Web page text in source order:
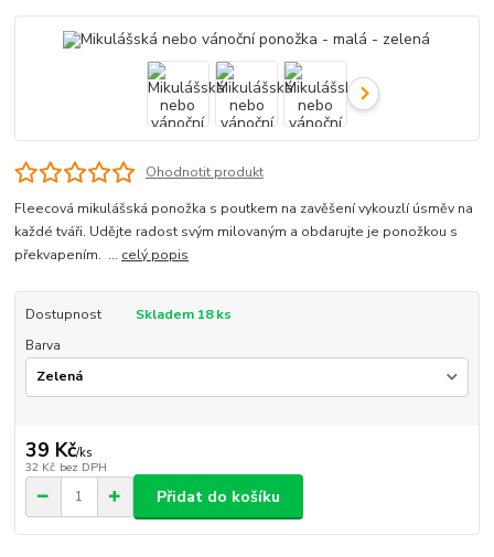
Ohodnotit produkt
Fleecová mikulášská ponožka s poutkem na zavěšení vykouzlí úsměv na
každé tváři. Udějte radost svým milovaným a obdarujte je ponožkou s
překvapením. ... celý popis
Dostupnost
Skladem 18 ks
Barva
39 Kč/ks
32 Kč bez DPH
Přidat do košíku